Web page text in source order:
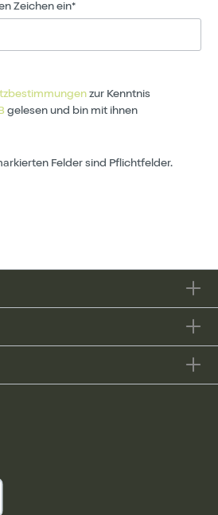
Zeichen ein*
zur Kenntnis
gelesen und bin mit ihnen
Felder sind Pflichtfelder.